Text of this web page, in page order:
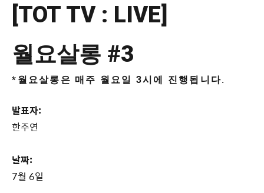
[TOT TV : LIVE]
월요살롱 #3
*월요살롱은 매주 월요일 3시에 진행됩니다.
발표자:
한주연
날짜:
7월 6일